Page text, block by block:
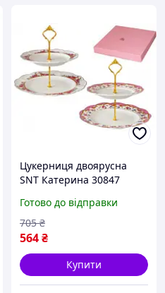
Цукерниця двоярусна
SNT Катерина 30847
Готово до відправки
564₴
705 ₴
Купити